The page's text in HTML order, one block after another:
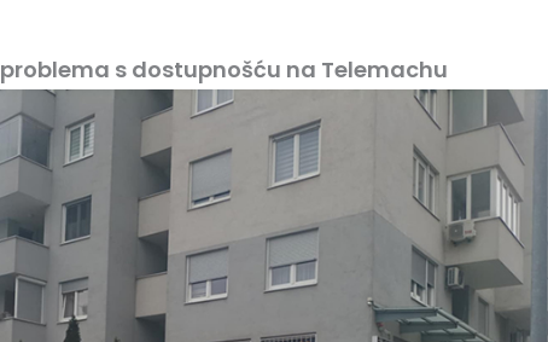
s dostupnošću na Telemachu